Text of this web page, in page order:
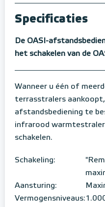
Specificaties
De OASI-
het schakelen van de
Wanneer u één of
terrasstralers
afstandsbediening te
infrarood
schakelen.
Schakeling:
Aansturing:
Vermogensniveaus: